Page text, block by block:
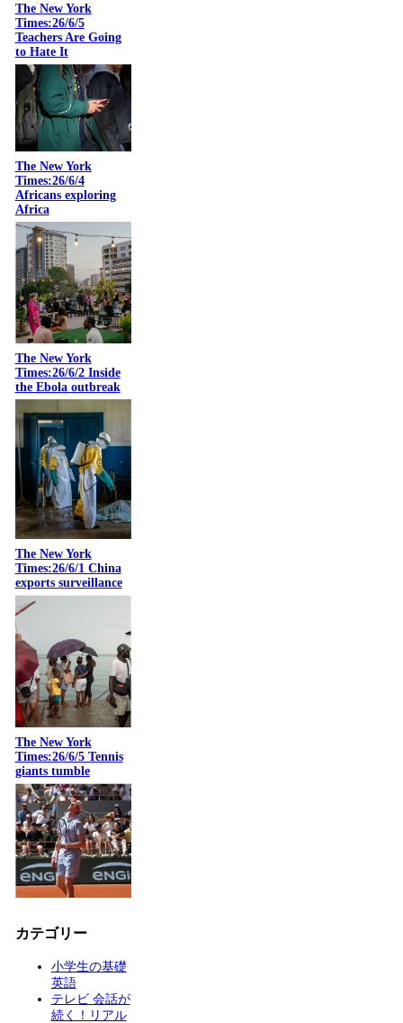
The New York
Times:26/6/5
Teachers Are Going
to Hate It
The New York
Times:26/6/4
Africans exploring
Africa
The New York
Times:26/6/2 Inside
the Ebola outbreak
The New York
Times:26/6/1 China
exports surveillance
The New York
Times:26/6/5 Tennis
giants tumble
カテゴリー
小学生の基礎
英語
テレビ 会話が
続く！リアル